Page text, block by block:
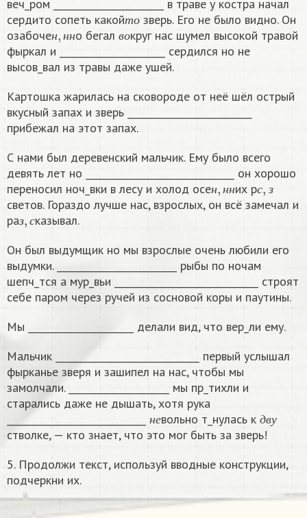
веч_ром _______________________ в траве у костра начал
сердито сопеть какой т о
то зверь. Его не было видно. Он
озабочен нн
н,нн о бегалв о
вокруг нас шумел высокой травой
фыркал и ______________________ сердился но не
высов_вал из травы даже ушей.
Картошка жарилась на сковороде от неё шёл острый
вкусный запах и зверь __________________________
прибежал на этот запах.
С нами был деревенский мальчик. Ему было всего
девять лет но _______________________________ он хорошо
переносил ноч_вки в лесу и холод осен нн
н,нн их рс з
с,з
светов. Гораздо лучше нас, взрослых, он всё замечал и
раз с
з ,сказывал.
Он был выдумщик но мы взрослые очень любили его
выдумки. _________________________ рыбы по ночам
шепч_тся а мур_вьи ______________________________ строят
себе паром через ручей из сосновой коры и паутины.
Мы ______________________ делали вид, что вер_ли ему.
Мальчик ______________________________ первый услышал
фырканье зверя и зашипел на нас, чтобы мы
замолчали. _____________________ мы пр_тихли и
старались даже не дышать, хотя рука
н е
невольно т_нулась к д в у
д
стволке, — кто знает, что это мог быть за зверь!
5. Продолжи текст, используй вводные конструкции,
подчеркни их.